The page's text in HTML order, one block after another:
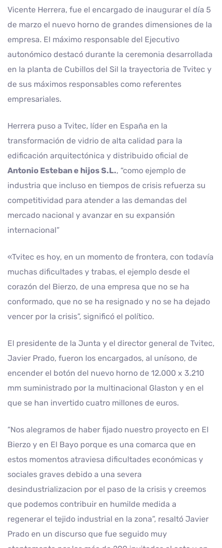
Vicente Herrera, fue el encargado de inaugurar el día 5
de marzo el nuevo horno de grandes dimensiones de la
empresa. El máximo responsable del Ejecutivo
autonómico destacó durante la ceremonia desarrollada
en la planta de Cubillos del Sil la trayectoria de Tvitec y
de sus máximos responsables como referentes
empresariales.
Herrera puso a Tvitec, líder en España en la
transformación de vidrio de alta calidad para la
edificación arquitectónica y distribuido oficial de
Antonio Esteban e hijos S.L., “como ejemplo de
industria que incluso en tiempos de crisis refuerza su
competitividad para atender a las demandas del
mercado nacional y avanzar en su expansión
internacional”
«Tvitec es hoy, en un momento de frontera, con todavía
muchas dificultades y trabas, el ejemplo desde el
corazón del Bierzo, de una empresa que no se ha
conformado, que no se ha resignado y no se ha dejado
vencer por la crisis”, significó el político.
El presidente de la Junta y el director general de Tvitec,
Javier Prado, fueron los encargados, al unísono, de
encender el botón del nuevo horno de 12.000 x 3.210
mm suministrado por la multinacional Glaston y en el
que se han invertido cuatro millones de euros.
“Nos alegramos de haber fijado nuestro proyecto en El
Bierzo y en El Bayo porque es una comarca que en
estos momentos atraviesa dificultades económicas y
sociales graves debido a una severa
desindustrializacion por el paso de la crisis y creemos
que podemos contribuir en humilde medida a
regenerar el tejido industrial en la zona”, resaltó Javier
Prado en un discurso que fue seguido muy